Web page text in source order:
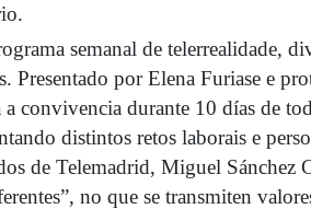
semanal de telerrealidade,
por Elena Furiase e
convivencia durante 10 días de
distintos retos laborais e
de Telemadrid, Miguel Sánchez
no que se transmiten